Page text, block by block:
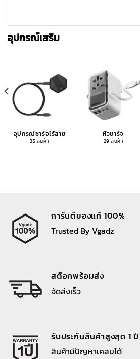
อุปกรณ์เสริม
อุปกรณ์ชาร์จไร้สาย
35 สินค้า
หัวชาร์จ
29 สินค้า
การันตีของแท้ 100%
Trusted By Vgadz
สต๊อกพร้อมส่ง
จัดส่งเร็ว
รับประกันสินค้าสูงสุด 1 ปี
สินค้ามีปัญหาเคลมได้